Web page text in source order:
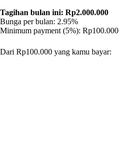
Tagihan bulan ini: Rp2.000.000
Bunga per bulan: 2.95%
Minimum payment (5%): Rp100.000
Dari Rp100.000 yang kamu bayar: